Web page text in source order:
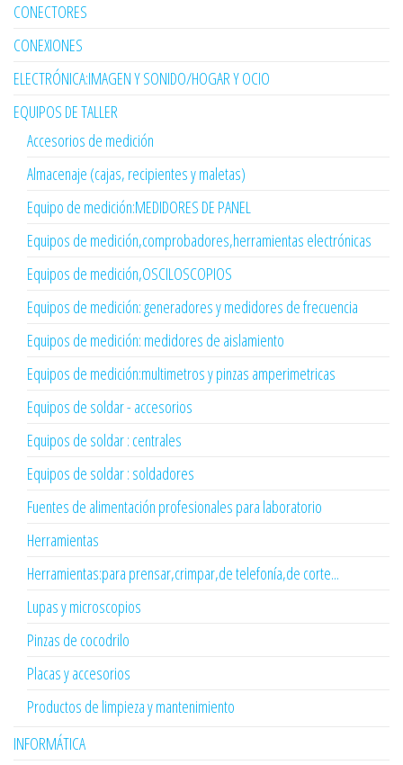
CONECTORES
CONEXIONES
ELECTRÓNICA:IMAGEN Y SONIDO/HOGAR Y OCIO
EQUIPOS DE TALLER
Accesorios de medición
Almacenaje (cajas, recipientes y maletas)
Equipo de medición:MEDIDORES DE PANEL
Equipos de medición,comprobadores,herramientas electrónicas
Equipos de medición,OSCILOSCOPIOS
Equipos de medición: generadores y medidores de frecuencia
Equipos de medición: medidores de aislamiento
Equipos de medición:multimetros y pinzas amperimetricas
Equipos de soldar - accesorios
Equipos de soldar : centrales
Equipos de soldar : soldadores
Fuentes de alimentación profesionales para laboratorio
Herramientas
Herramientas:para prensar,crimpar,de telefonía,de corte...
Lupas y microscopios
Pinzas de cocodrilo
Placas y accesorios
Productos de limpieza y mantenimiento
INFORMÁTICA